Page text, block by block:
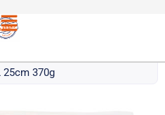
ΤΟΡΤΙΓΙΑ ΣΙΤΑΡΕΝΙΑ (6
25cm 370g